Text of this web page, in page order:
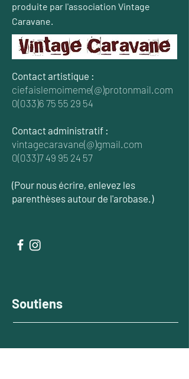
produite par l'association Vintage
Caravane.
Contact artistique :
ciefaislemoimeme(@)protonmail.com
0(033)6 75 55 29 54
Contact administratif :
vintagecaravane(@)gmail.com
0(033)7 49 95 24 57
(Pour nous écrire, enlevez les
parenthèses autour de l'arobase.)
Soutiens